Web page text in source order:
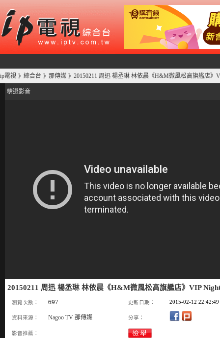
ip電視 》 綜合台 》 那傳媒 》 20150211 周迅 楊丞琳 林依晨《H&M微風松高旗艦店》
精選影音
20150211 周迅 楊丞琳 林依晨《H&M微風松高旗艦店》VIP
瀏覽次數： 697 更新日期： 2015-02-12 22:42:49
資料來源： Nagoo TV 那傳媒 分享：
影音推薦：